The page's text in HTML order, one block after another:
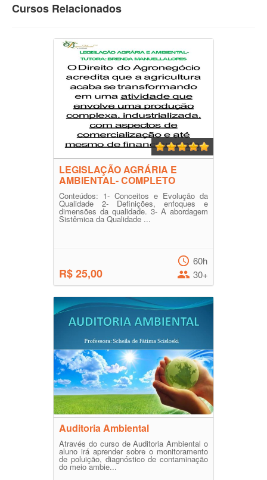
Cursos Relacionados
LEGISLAÇÃO AGRÁRIA E
AMBIENTAL- COMPLETO
Conteúdos: 1- Conceitos e Evolução da
Qualidade 2- Definições, enfoques e
dimensões da qualidade. 3- A abordagem
Sistêmica da Qualidade ...
R$ 25,00
60h
30+
Auditoria Ambiental
Através do curso de Auditoria Ambiental o
aluno irá aprender sobre o monitoramento
de poluição, diagnóstico de contaminação
do meio ambie...